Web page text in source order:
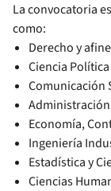
La convocatoria
como:
Derecho y
Ciencia
Comunicación
Economía,
Ingeniería
Estadística y
Ciencias